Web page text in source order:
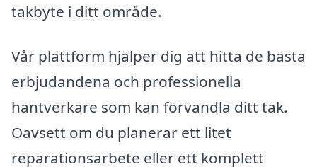
takbyte i ditt område.
Vår plattform hjälper dig att hitta de bästa
erbjudandena och professionella
hantverkare som kan förvandla ditt tak.
Oavsett om du planerar ett litet
reparationsarbete eller ett komplett